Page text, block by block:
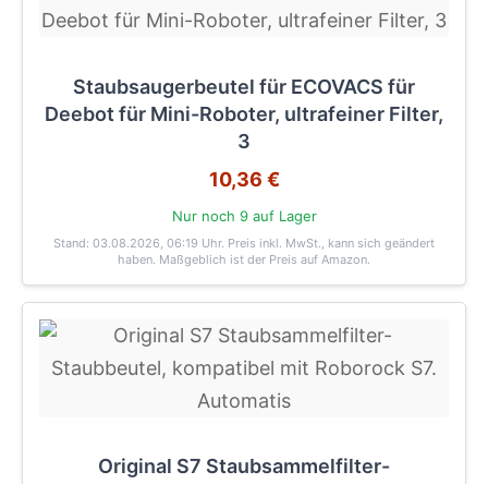
Staubsaugerbeutel für ECOVACS für
Deebot für Mini-Roboter, ultrafeiner Filter,
3
10,36 €
Nur noch 9 auf Lager
Stand: 03.08.2026, 06:19 Uhr. Preis inkl. MwSt., kann sich geändert
haben. Maßgeblich ist der Preis auf Amazon.
Original S7 Staubsammelfilter-